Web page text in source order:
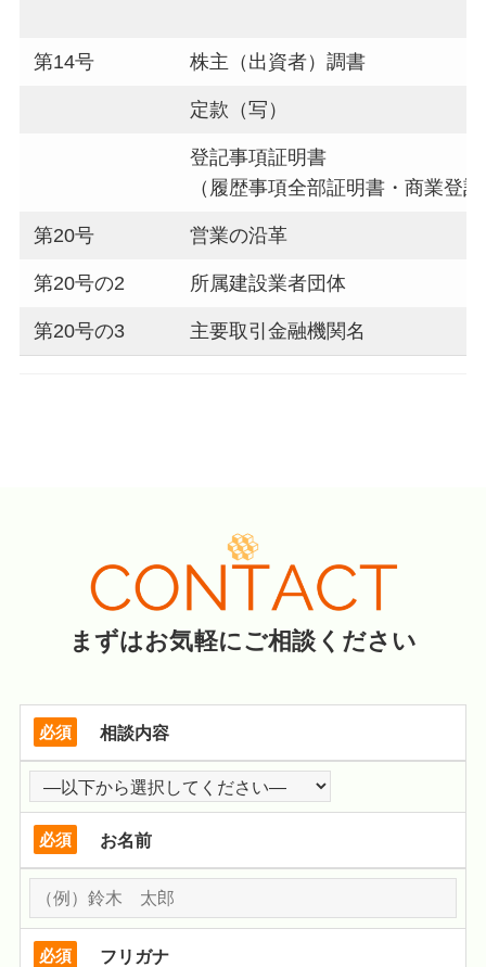
第14号 株主（出資者）調書
定款（写）
登記事項証明書
（履歴事項全部証明書・商業登
第20号 営業の沿革
第20号の2 所属建設業者団体
第20号の3 主要取引金融機関名
まずはお気軽にご相談ください
必須 相談内容
必須 お名前
必須 フリガナ